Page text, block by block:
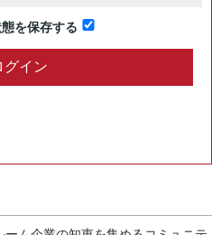
を保存する